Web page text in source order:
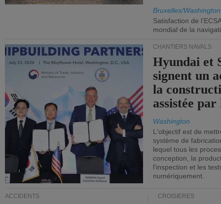
Bruxelles/Washington
Satisfaction de
mondial de la
CHANTIERS NAVALS
Hyundai et
signent un
la
assistée
Washington
L'objectif est de
système de
lequel tous les
conception, la
l'inspection et les
numériquement.
ACCIDENTS CROISIÈRES